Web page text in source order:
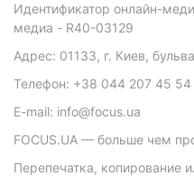
Идентификатор онлайн-
медиа - R40-03129
Адрес: 01133, г. Киев,
Телефон: +38 044 207 45 54
E-mail: info@focus.ua
FOCUS.UA — больше чем
Перепечатка, копирование